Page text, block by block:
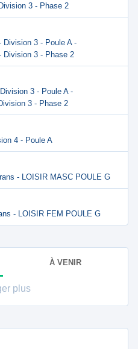
3 - Phase 2
Division 3 - Poule A -
Division 3 - Phase 2
3 - Poule A -
3 - Phase 2
4 - Poule A
- LOISIR MASC POULE G
- LOISIR FEM POULE G
À VENIR
plus